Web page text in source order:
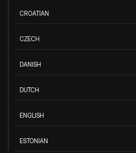
CROATIAN
CZECH
DANISH
DUTCH
ENGLISH
ESTONIAN